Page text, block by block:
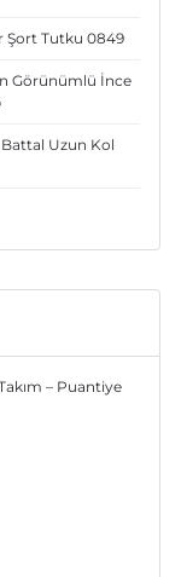
Şort Tutku 0849
Görünümlü İnce
Battal Uzun Kol